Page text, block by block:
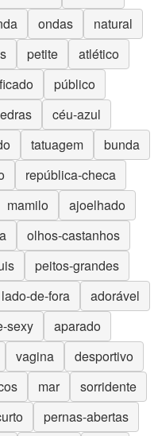
ondas
natural
petite
atlético
público
céu-azul
tatuagem
bunda
república-checa
mamilo
ajoelhado
olhos-castanhos
peitos-grandes
lado-de-fora
adorável
sexy
aparado
vagina
desportivo
mar
sorridente
pernas-abertas